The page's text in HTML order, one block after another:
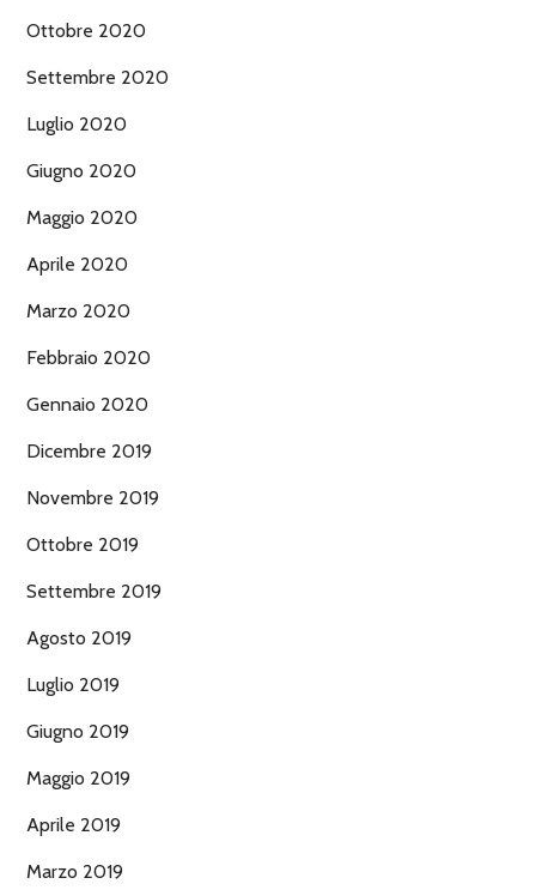
Ottobre 2020
Settembre 2020
Luglio 2020
Giugno 2020
Maggio 2020
Aprile 2020
Marzo 2020
Febbraio 2020
Gennaio 2020
Dicembre 2019
Novembre 2019
Ottobre 2019
Settembre 2019
Agosto 2019
Luglio 2019
Giugno 2019
Maggio 2019
Aprile 2019
Marzo 2019